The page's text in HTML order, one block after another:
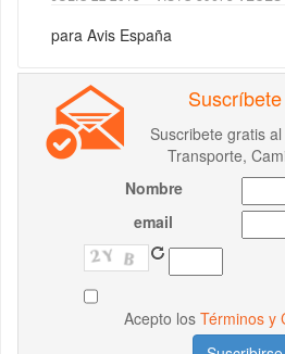
para Avis España
Suscribete gratis
Transporte,
Nombre
email
Acepto los Términos y